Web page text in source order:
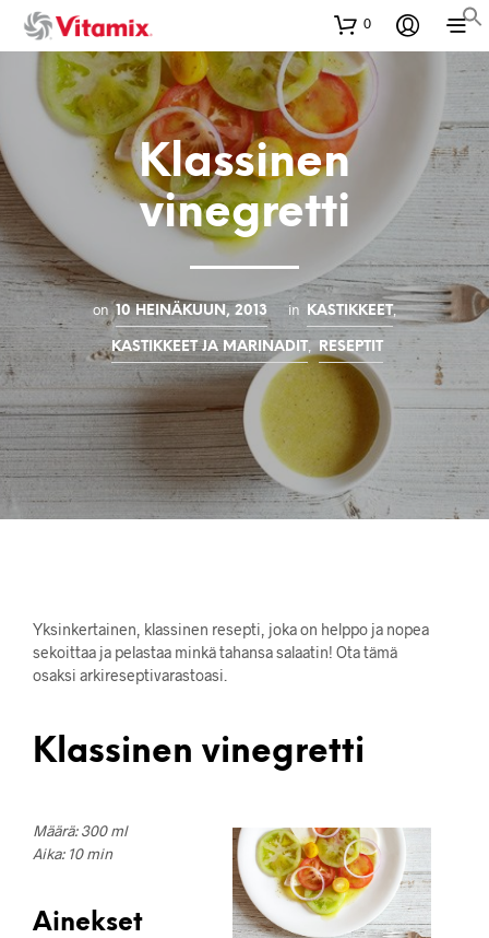
0
Klassinen
vinegretti
on 10 HEINÄKUUN, 2013 in KASTIKKEET,
KASTIKKEET JA MARINADIT, RESEPTIT
Yksinkertainen, klassinen resepti, joka on helppo ja nopea
sekoittaa ja pelastaa minkä tahansa salaatin! Ota tämä
osaksi arkireseptivarastoasi.
Klassinen vinegretti
Määrä: 300 ml
Aika: 10 min
Ainekset